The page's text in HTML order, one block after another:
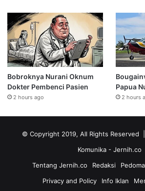
Bobroknya Nurani Oknum
Dokter Pembenci Pasien
2 hours ago
Papua
2 hours
© Copyright 2019, All Rights Reserved
Komunika - Jernih.co
Tentang Jernih.co
Redaksi
Privacy and Policy
Info Iklan